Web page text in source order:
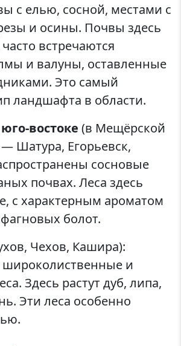
с елью, сосной, местами с
и осины. Почвы здесь
встречаются
и валуны, оставленные
Это самый
ландшафта в области.
востоке (в Мещёрской
Шатура, Егорьевск,
сосновые
почвах. Леса здесь
с характерным ароматом
болот.
Чехов, Кашира):
и
Здесь растут дуб, липа,
Эти леса особенно